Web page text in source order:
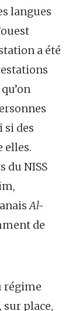
langues
a été
si des
elles.
du NISS
Al-
de
régime
sur place,